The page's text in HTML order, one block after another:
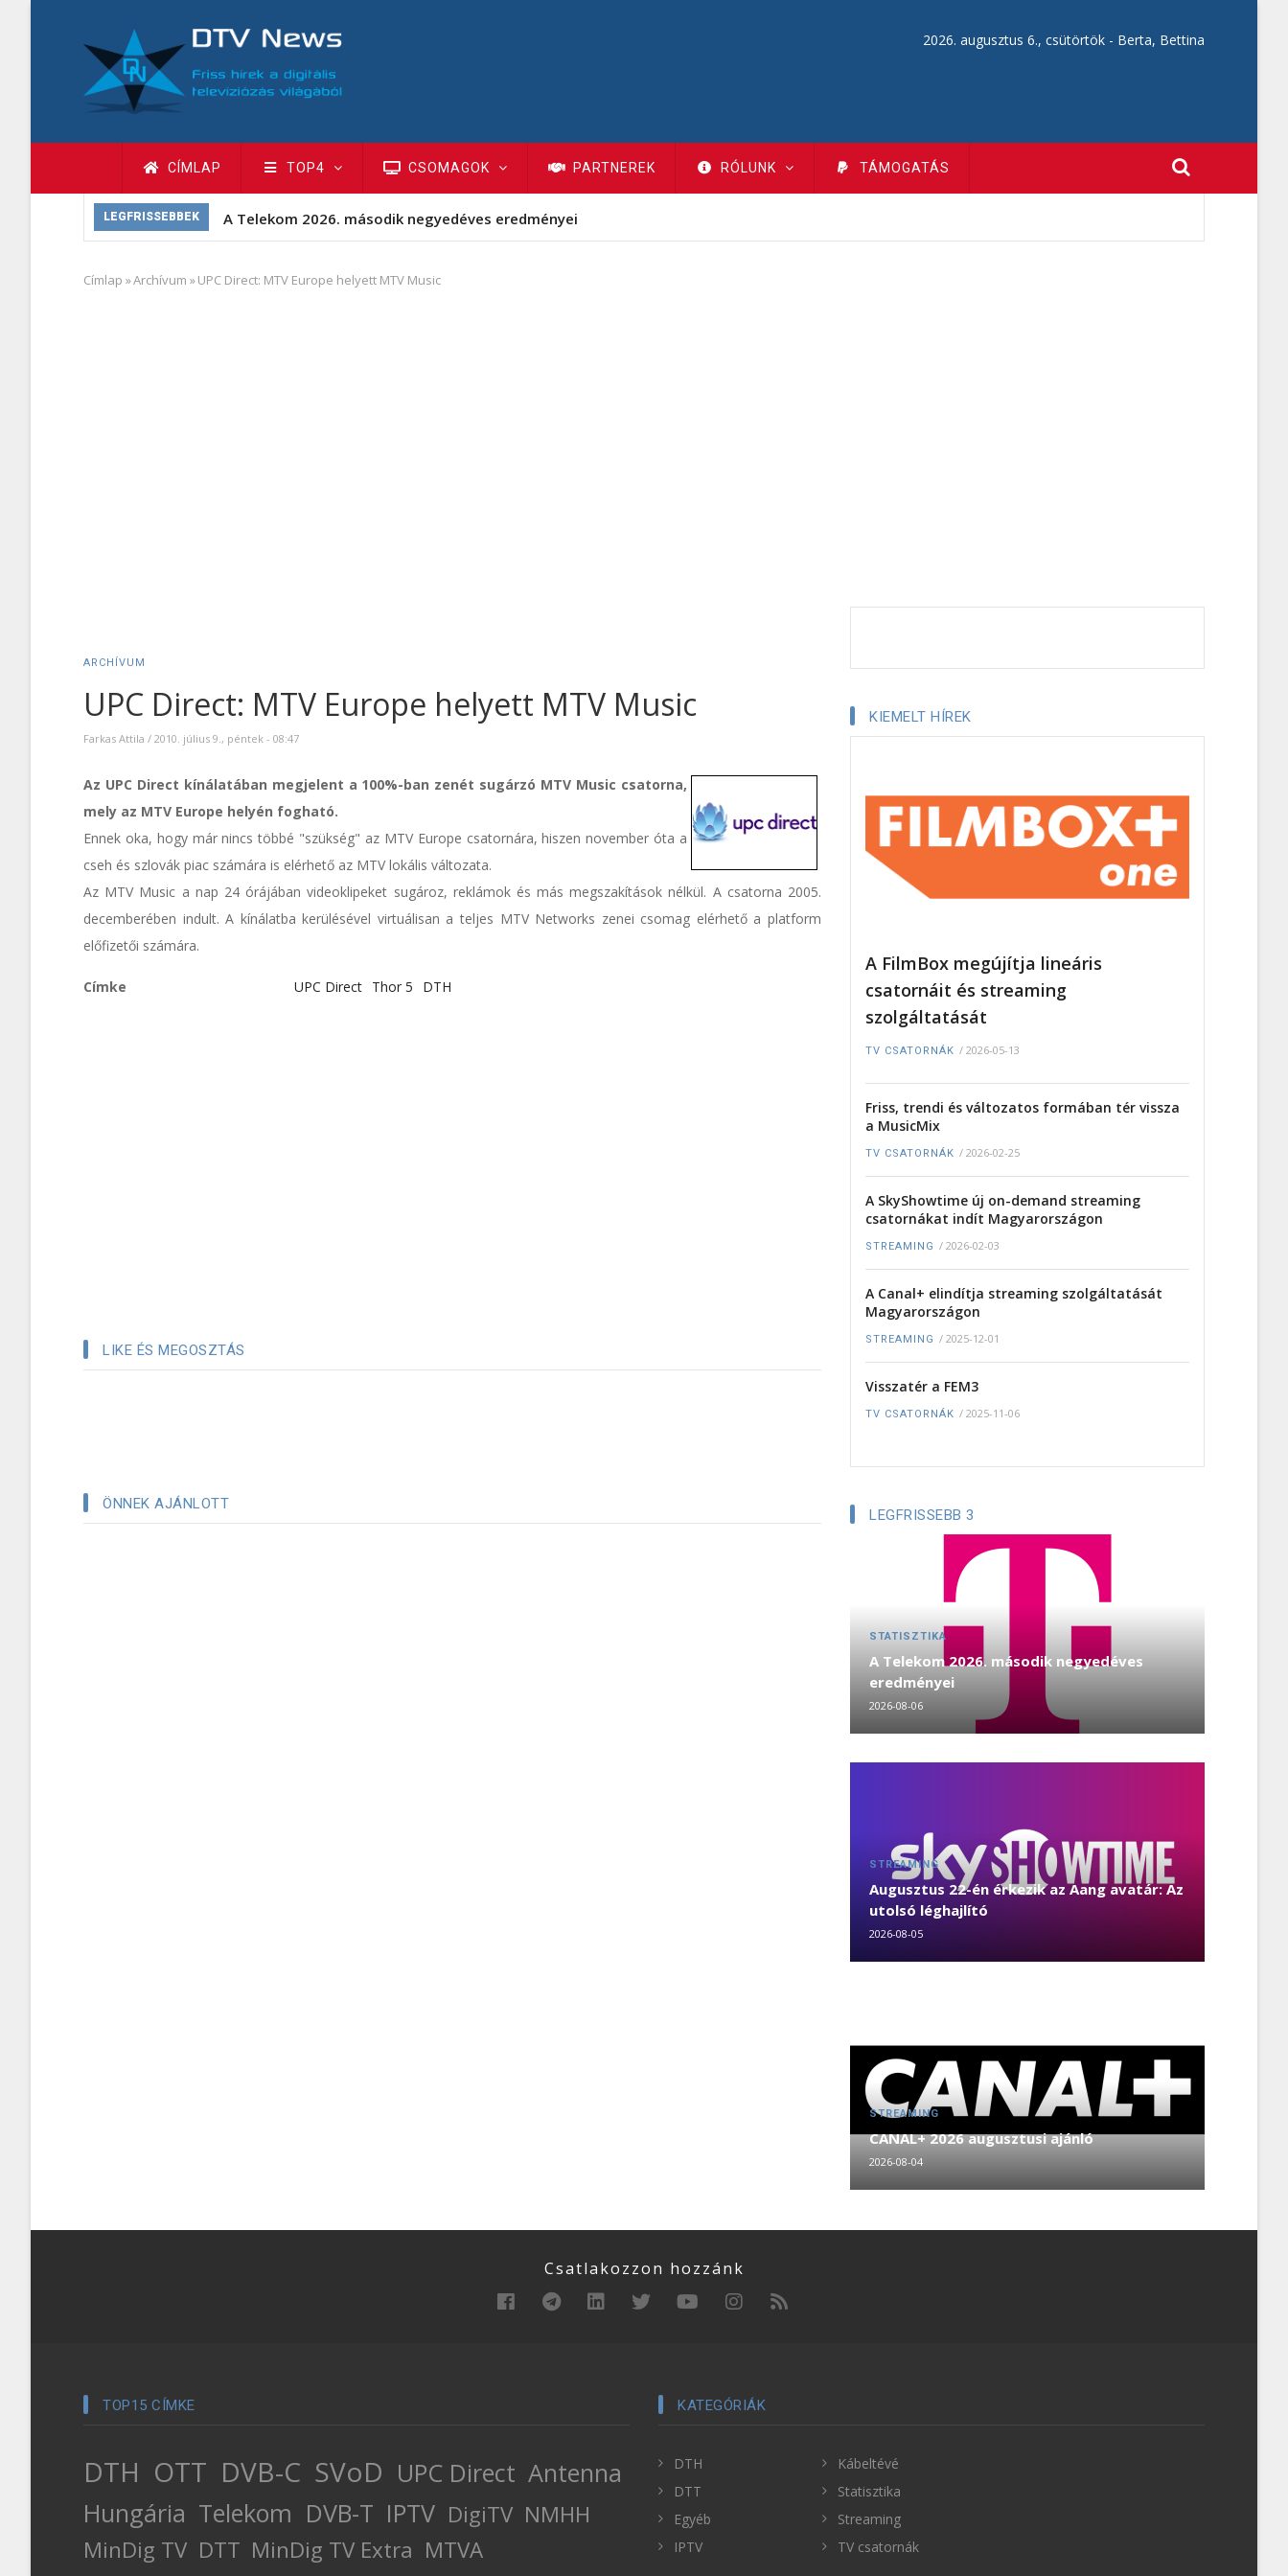
tartalomra
2026. augusztus 6., csütörtök - Berta, Bettina
Fő
navigáció
CÍMLAP TOP4 CSOMAGOK PARTNEREK RÓLUNK TÁMOGATÁS
LEGFRISSEBBEK A Telekom 2026. második negyedéves eredményei
Morzsa
Címlap »Archívum »UPC Direct: MTV Europe helyett MTV Music
ARCHÍVUM
UPC Direct: MTV Europe helyett MTV Music
Farkas Attila / 2010. július 9., péntek - 08:47
Az UPC Direct kínálatában megjelent a 100%-ban zenét sugárzó MTV Music csatorna,
mely az MTV Europe helyén fogható.
Ennek oka, hogy már nincs többé "szükség" az MTV Europe csatornára, hiszen november óta a
cseh és szlovák piac számára is elérhető az MTV lokális változata.
Az MTV Music a nap 24 órájában videoklipeket sugároz, reklámok és más megszakítások nélkül. A csatorna 2005.
decemberében indult. A kínálatba kerülésével virtuálisan a teljes MTV Networks zenei csomag elérhető a platform
előfizetői számára.
Címke UPC Direct Thor 5 DTH
LIKE ÉS MEGOSZTÁS
ÖNNEK AJÁNLOTT
KIEMELT HÍREK
A FilmBox megújítja lineáris
csatornáit és streaming
szolgáltatását
TV CSATORNÁK / 2026-05-13
Friss, trendi és változatos formában tér vissza
a MusicMix
TV CSATORNÁK / 2026-02-25
A SkyShowtime új on-demand streaming
csatornákat indít Magyarországon
STREAMING / 2026-02-03
A Canal+ elindítja streaming szolgáltatását
Magyarországon
STREAMING / 2025-12-01
Visszatér a FEM3
TV CSATORNÁK / 2025-11-06
LEGFRISSEBB 3
STATISZTIKA
A Telekom 2026. második negyedéves
eredményei
2026-08-06
STREAMING
Augusztus 22-én érkezik az Aang avatár: Az
utolsó léghajlító
2026-08-05
STREAMING
CANAL+ 2026 augusztusi ajánló
2026-08-04
Csatlakozzon hozzánk
TOP15 CÍMKE
DTH OTT DVB-C SVoD UPC Direct Antenna
Hungária Telekom DVB-T IPTV DigiTV NMHH
MinDig TV DTT MinDig TV Extra MTVA
KATEGÓRIÁK
DTH
DTT
Egyéb
IPTV
Kábeltévé
Statisztika
Streaming
TV csatornák